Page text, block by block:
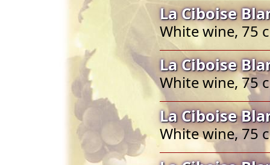
La Ciboise
White wine, 75
La Ciboise
White wine, 75
La Ciboise
White wine, 75